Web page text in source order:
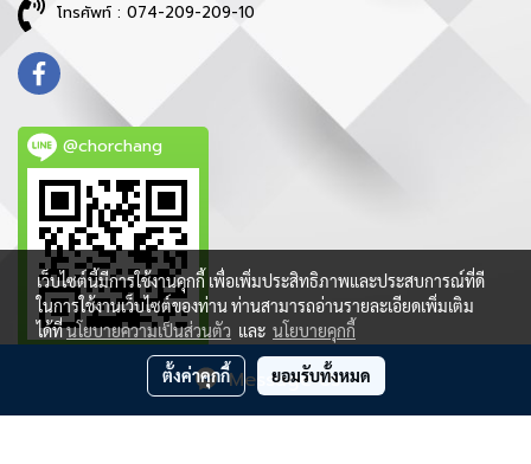
Message Us
โทรศัพท์ : 074-209-209-10
@chorchang
ลิขสิทธิ์ © 2021 บริษัท ช ช้าง จำกัด - สงวนสิทธิ์ทุกประการ
เว็บไซต์นี้มีการใช้งานคุกกี้ เพื่อเพิ่มประสิทธิภาพและประสบการณ์ที่ดี
ในการใช้งานเว็บไซต์ของท่าน ท่านสามารถอ่านรายละเอียดเพิ่มเติม
ได้ที่นโยบายความเป็นส่วนตัว และ นโยบายคุกกี้
ตั้งค่าคุกกี้ ยอมรับทั้งหมด